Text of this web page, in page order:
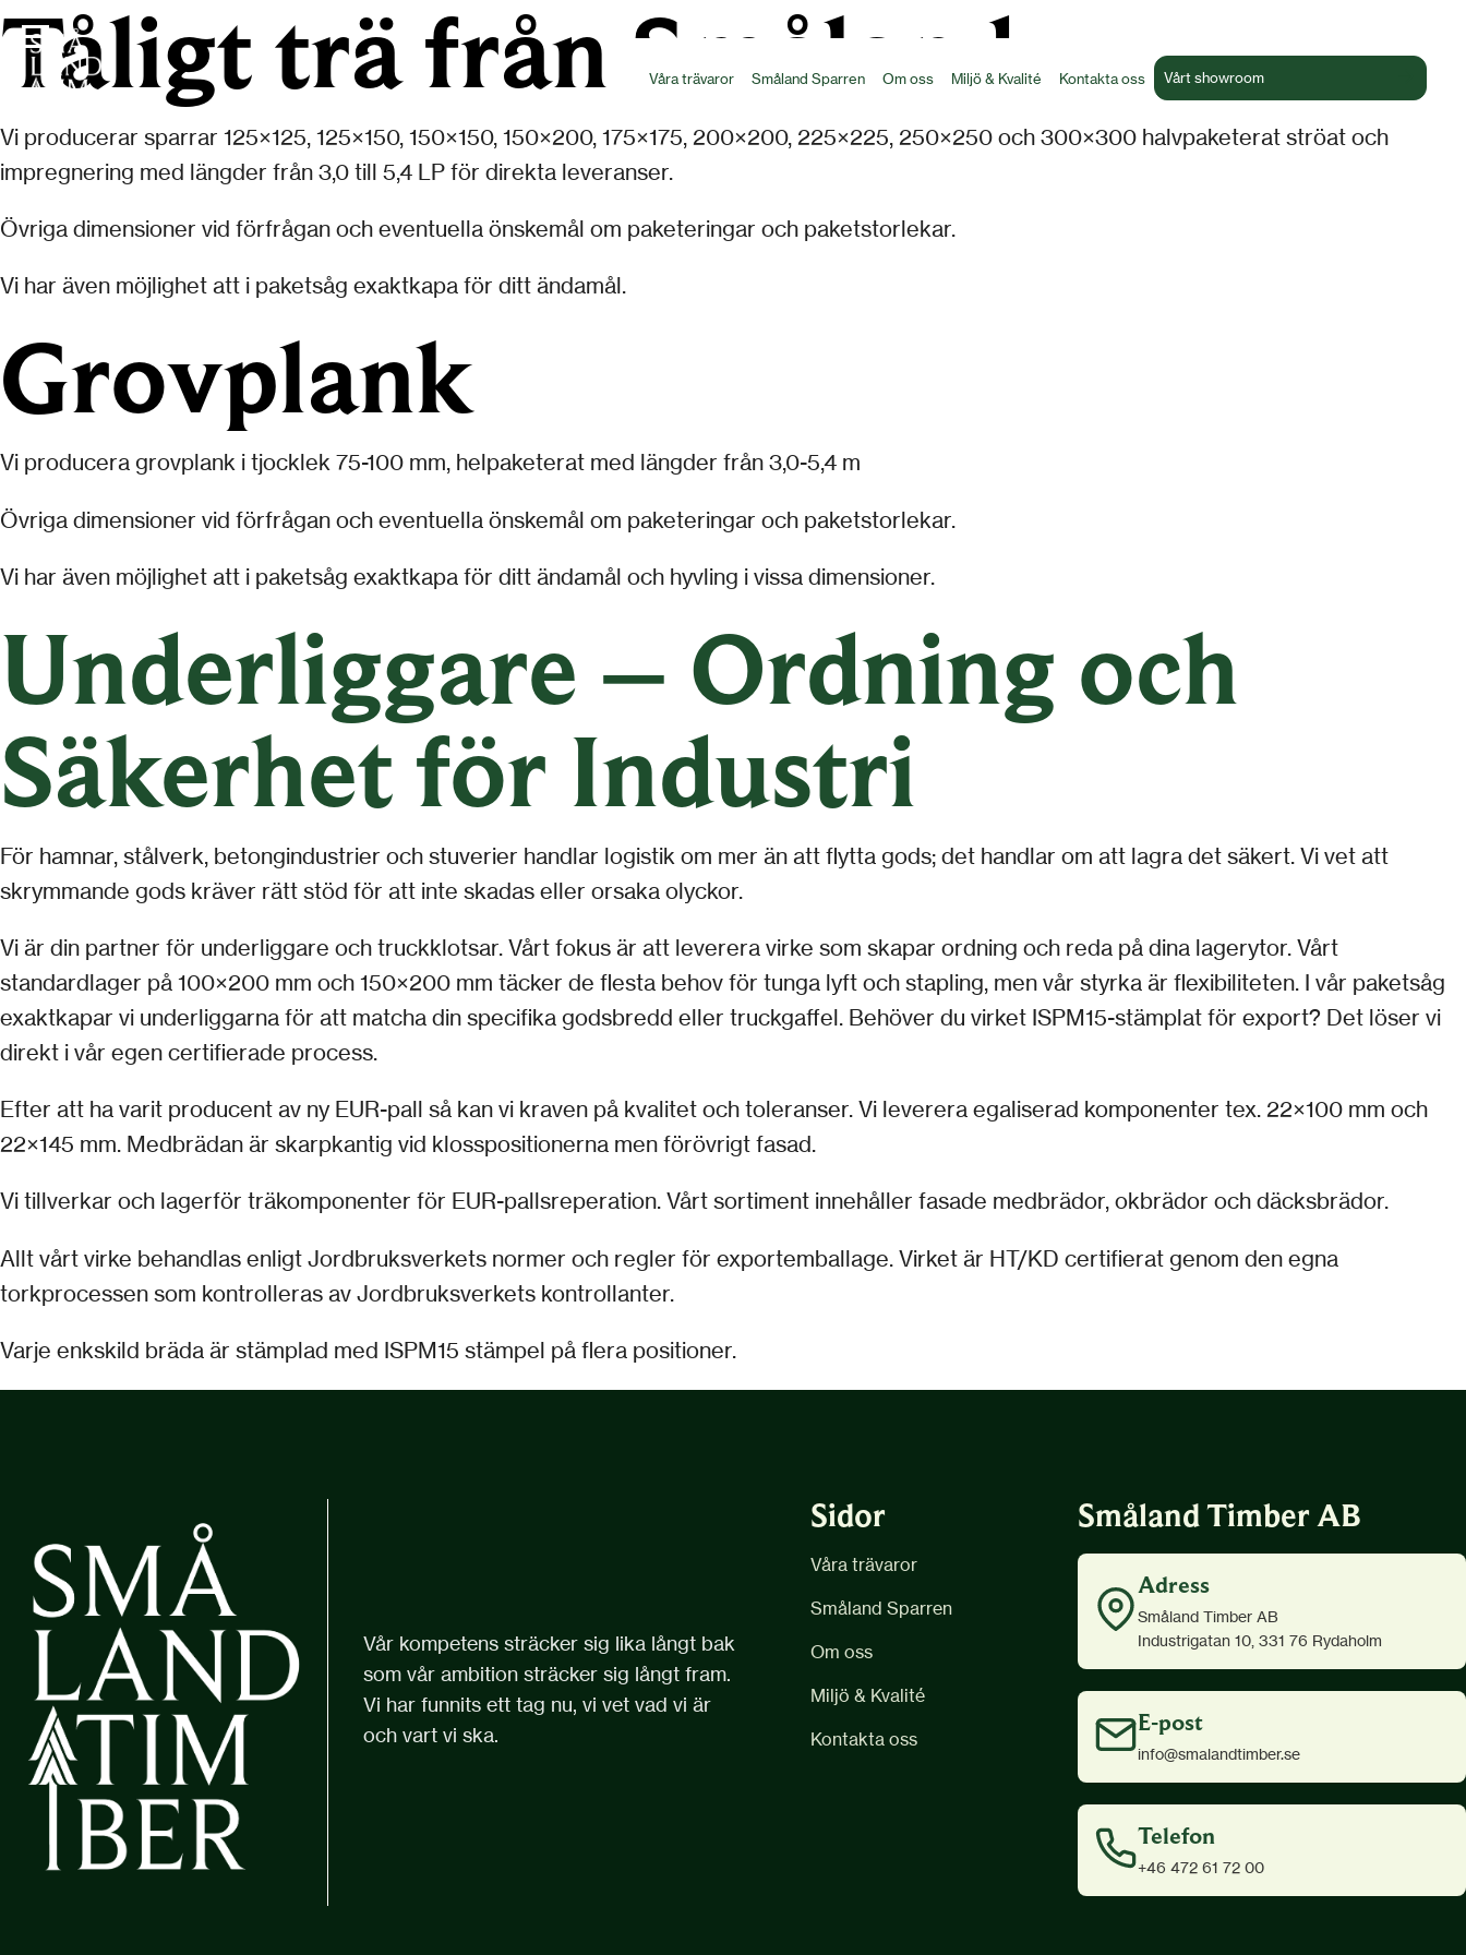
Våra trävaror Småland Sparren Om oss Miljö & Kvalité Kontakta oss Vårt showroom
Tåligt trä från Småland
Vi producerar sparrar 125×125, 125×150, 150×150, 150×200, 175×175, 200×200, 225×225, 250×250 och 300×300 halvpaketerat ströat och
impregnering med längder från 3,0 till 5,4 LP för direkta leveranser.
Övriga dimensioner vid förfrågan och eventuella önskemål om paketeringar och paketstorlekar.
Vi har även möjlighet att i paketsåg exaktkapa för ditt ändamål.
Grovplank
Vi producera grovplank i tjocklek 75-100 mm, helpaketerat med längder från 3,0-5,4 m
Övriga dimensioner vid förfrågan och eventuella önskemål om paketeringar och paketstorlekar.
Vi har även möjlighet att i paketsåg exaktkapa för ditt ändamål och hyvling i vissa dimensioner.
Underliggare – Ordning och
Säkerhet för Industri
För hamnar, stålverk, betongindustrier och stuverier handlar logistik om mer än att flytta gods; det handlar om att lagra det säkert. Vi vet att
skrymmande gods kräver rätt stöd för att inte skadas eller orsaka olyckor.
Vi är din partner för underliggare och truckklotsar. Vårt fokus är att leverera virke som skapar ordning och reda på dina lagerytor. Vårt
standardlager på 100×200 mm och 150×200 mm täcker de flesta behov för tunga lyft och stapling, men vår styrka är flexibiliteten. I vår paketsåg
exaktkapar vi underliggarna för att matcha din specifika godsbredd eller truckgaffel. Behöver du virket ISPM15-stämplat för export? Det löser vi
direkt i vår egen certifierade process.
Efter att ha varit producent av ny EUR-pall så kan vi kraven på kvalitet och toleranser. Vi leverera egaliserad komponenter tex. 22×100 mm och
22×145 mm. Medbrädan är skarpkantig vid klosspositionerna men förövrigt fasad.
Vi tillverkar och lagerför träkomponenter för EUR-pallsreperation. Vårt sortiment innehåller fasade medbrädor, okbrädor och däcksbrädor.
Allt vårt virke behandlas enligt Jordbruksverkets normer och regler för exportemballage. Virket är HT/KD certifierat genom den egna
torkprocessen som kontrolleras av Jordbruksverkets kontrollanter.
Varje enkskild bräda är stämplad med ISPM15 stämpel på flera positioner.
Vår kompetens sträcker sig lika långt bak
som vår ambition sträcker sig långt fram.
Vi har funnits ett tag nu, vi vet vad vi är
och vart vi ska.
Sidor
Våra trävaror
Småland Sparren
Om oss
Miljö & Kvalité
Kontakta oss
Småland Timber AB
Adress
Småland Timber AB
Industrigatan 10, 331 76 Rydaholm
E-post
info@smalandtimber.se
Telefon
+46 472 61 72 00